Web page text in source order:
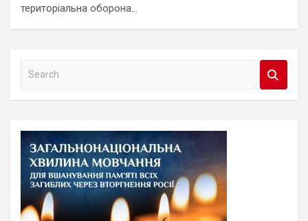
територіальна оборона…
a